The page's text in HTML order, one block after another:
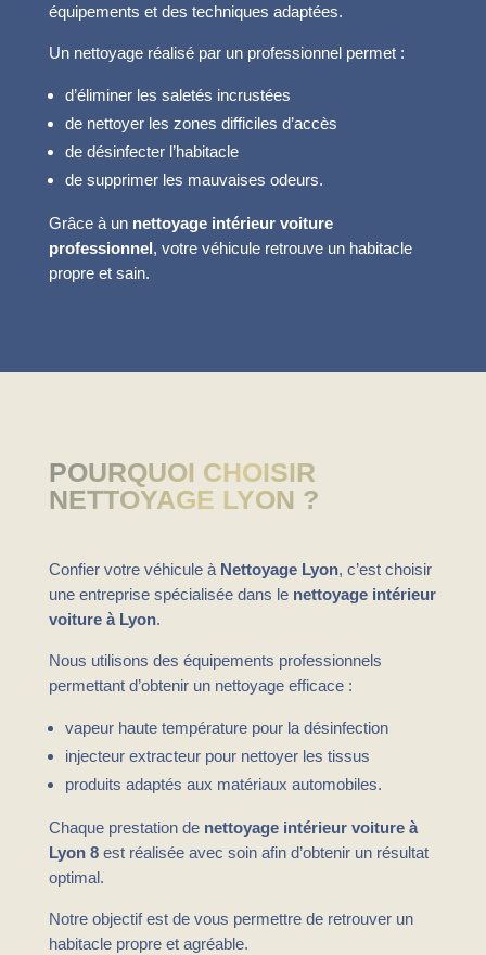
équipements et des techniques adaptées.
Un nettoyage réalisé par un professionnel permet :
d’éliminer les saletés incrustées
de nettoyer les zones difficiles d’accès
de désinfecter l’habitacle
de supprimer les mauvaises odeurs.
Grâce à un nettoyage intérieur voiture
professionnel, votre véhicule retrouve un habitacle
propre et sain.
POURQUOI CHOISIR
NETTOYAGE LYON ?
Confier votre véhicule à Nettoyage Lyon, c’est choisir
une entreprise spécialisée dans le nettoyage intérieur
voiture à Lyon.
Nous utilisons des équipements professionnels
permettant d’obtenir un nettoyage efficace :
vapeur haute température pour la désinfection
injecteur extracteur pour nettoyer les tissus
produits adaptés aux matériaux automobiles.
Chaque prestation de nettoyage intérieur voiture à
Lyon 8est réalisée avec soin afin d’obtenir un résultat
optimal.
Notre objectif est de vous permettre de retrouver un
habitacle propre et agréable.